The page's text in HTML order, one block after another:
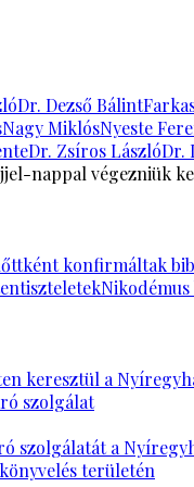
Dr. Dezső Bálint
Nagy MiklósNyeste
Dr. Zsíros LászlóDr.
nappal végezniük
konfirmáltak
keresztül a
szolgálat
szolgálatát a
területén